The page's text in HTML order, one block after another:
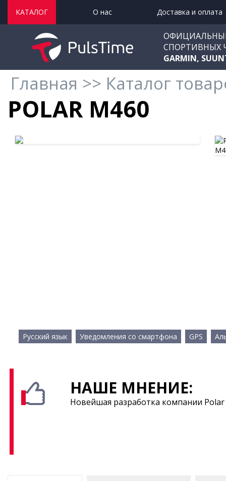
КАТАЛОГ О нас Доставка и оплата
СПОРТИВНЫХ
GARMIN,
Главная >> Каталог
POLAR M460
Русский язык Уведомления со смартфона GPS
НАШЕ МНЕНИЕ:
Новейшая разработка компании